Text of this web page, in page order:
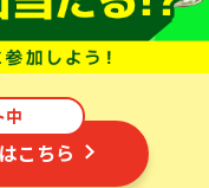
中
こちら